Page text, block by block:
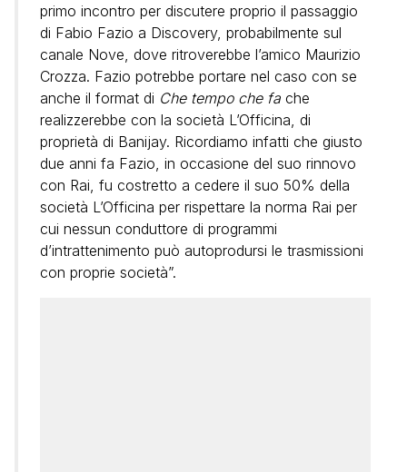
primo incontro per discutere proprio il passaggio
di Fabio Fazio a Discovery, probabilmente sul
canale Nove, dove ritroverebbe l’amico Maurizio
Crozza. Fazio potrebbe portare nel caso con se
anche il format di Che tempo che fa che
realizzerebbe con la società L’Officina, di
proprietà di Banijay. Ricordiamo infatti che giusto
due anni fa Fazio, in occasione del suo rinnovo
con Rai, fu costretto a cedere il suo 50% della
società L’Officina per rispettare la norma Rai per
cui nessun conduttore di programmi
d’intrattenimento può autoprodursi le trasmissioni
con proprie società”.